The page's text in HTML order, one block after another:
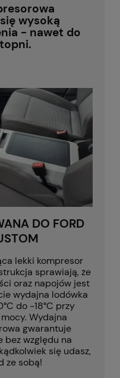
wysoką
- nawet do
DO FORD
lekki kompresor
sprawiają, że
oraz napojów jest
wydajna lodówka
do -18°C przy
Wydajna
gwarantuje
bez względu na
się udasz,
ze sobą!